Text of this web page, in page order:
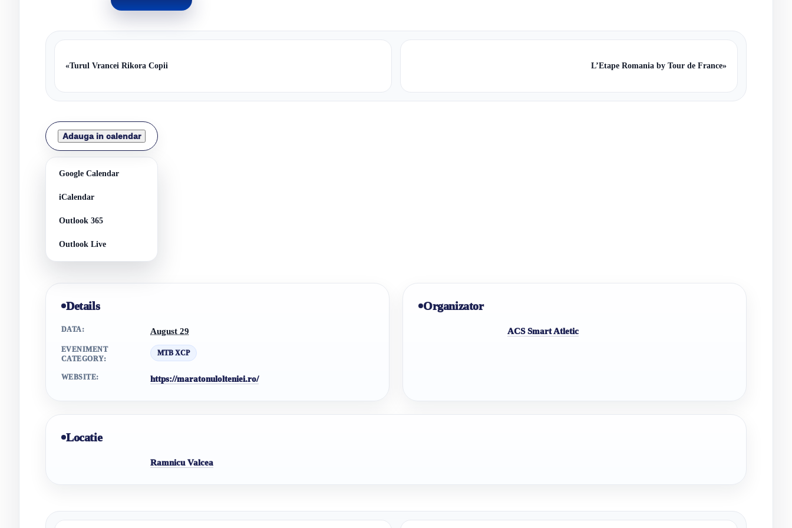
«Turul Vrancei Rikora Copii L’Etape Romania by Tour de France»
Adauga in calendar
Google Calendar
iCalendar
Outlook 365
Outlook Live
Details
DATA: August 29
EVENIMENT
CATEGORY:
MTB XCP
WEBSITE: https://maratonulolteniei.ro/
Organizator
ACS Smart Atletic
Locatie
Ramnicu Valcea